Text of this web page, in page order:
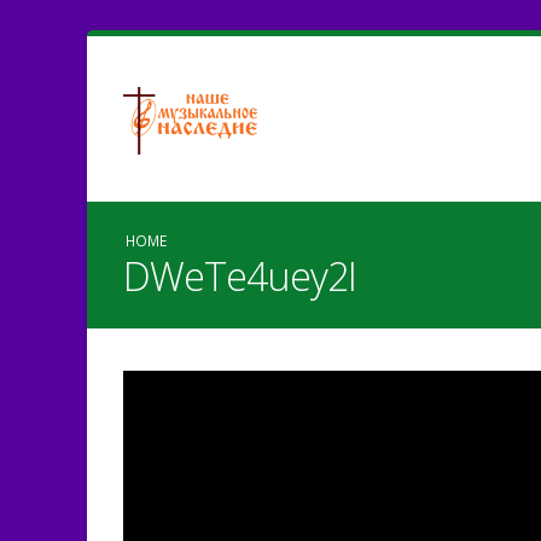
HOME
DWeTe4uey2I